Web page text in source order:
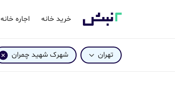
خرید خانه اجاره خانه
تهران شهرک شهید چمران